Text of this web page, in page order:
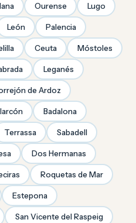
Ourense Lugo
León Palencia
Ceuta Móstoles
Leganés
de Ardoz
Badalona
Terrassa Sabadell
Dos Hermanas
Roquetas de Mar
Estepona
San Vicente del Raspeig